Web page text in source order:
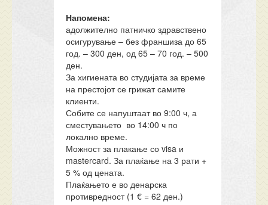
Напомена:
адолжително патничко здравствено
осигурување – без франшиза до 65
год. – 300 ден, од 65 – 70 год. – 500
ден.
За хигиената во студијата за време
на престојот се грижат самите
клиенти.
Собите се напуштаат во 9:00 ч, а
сместувањето во 14:00 ч по
локално време.
Можност за плакање со visa и
mastercard. За плаќање на 3 рати +
5 % од цената.
Плаќањето е во денарска
противредност (1 € = 62 ден.)